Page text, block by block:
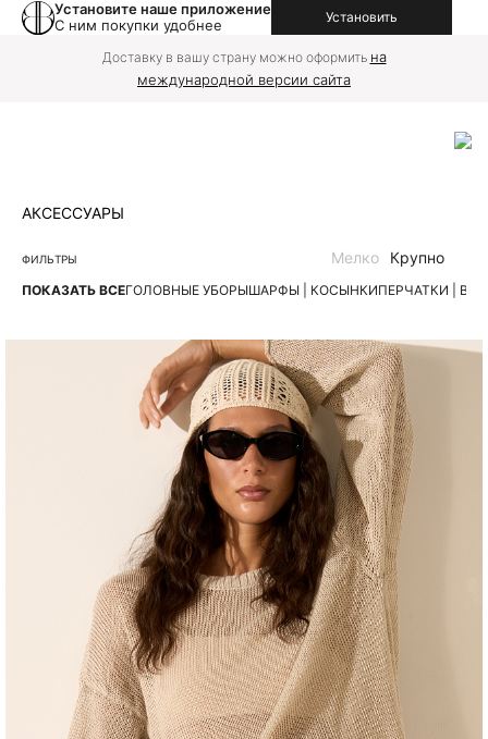
Установите наше приложение
С ним покупки удобнее
Установить
Доставку в вашу страну можно оформить на
международной версии сайта
АКСЕССУАРЫ
ФИЛЬТРЫ
ПОКАЗАТЬ ВСЕГОЛОВНЫЕ УБОРЫШАРФЫ | КОСЫНКИПЕРЧАТКИ |
Мелко Крупно